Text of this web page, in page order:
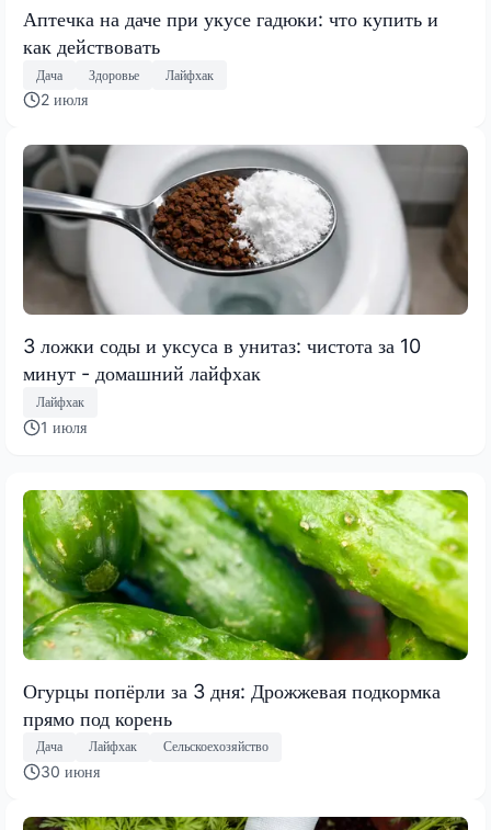
Аптечка на даче при укусе гадюки: что купить и
как действовать
Дача Здоровье Лайфхак
2 июля
3 ложки соды и уксуса в унитаз: чистота за 10
минут - домашний лайфхак
Лайфхак
1 июля
Огурцы попёрли за 3 дня: Дрожжевая подкормка
прямо под корень
Дача Лайфхак Сельскоехозяйство
30 июня